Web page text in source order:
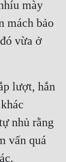
mày
mách bảo
vừa ở
lượt, hắn
nhủ rằng
vấn quá